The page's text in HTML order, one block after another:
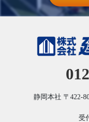
静岡本社 〒422-
受